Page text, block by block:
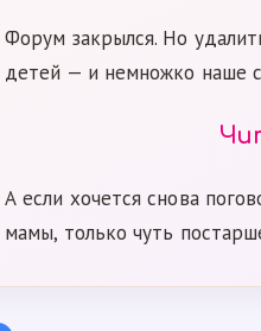
Форум закрылся. Но
детей — и немножко наше
А если хочется снова
мамы, только чуть